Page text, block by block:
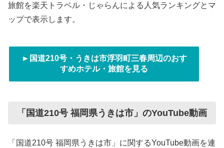
旅館を楽天トラベル・じゃらんによる人気ランキングとマ
ップで表示します。
►国道210号・うきは市浮羽町三春周辺のおす
すめホテル・旅館を見る
「国道210号 福岡県うきは市」のYouTube動画
「国道210号 福岡県うきは市」に関するYouTube動画を連